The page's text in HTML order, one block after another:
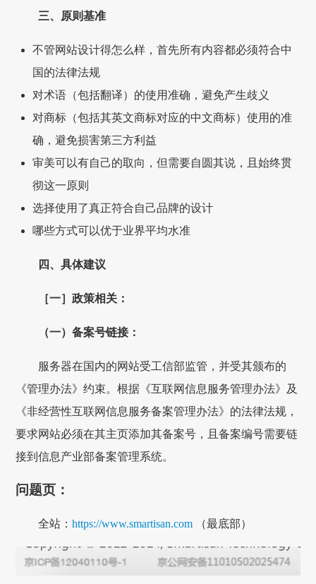
三、原则基准
不管网站设计得怎么样，首先所有内容都必须符合中
国的法律法规
对术语（包括翻译）的使用准确，避免产生歧义
对商标（包括其英文商标对应的中文商标）使用的准
确，避免损害第三方利益
审美可以有自己的取向，但需要自圆其说，且始终贯
彻这一原则
选择使用了真正符合自己品牌的设计
哪些方式可以优于业界平均水准
四、具体建议
［一］政策相关：
（一）备案号链接：
服务器在国内的网站受工信部监管，并受其颁布的
《管理办法》约束。根据《互联网信息服务管理办法》及
《非经营性互联网信息服务备案管理办法》的法律法规，
要求网站必须在其主页添加其备案号，且备案编号需要链
接到信息产业部备案管理系统。
问题页：
全站：https://www.smartisan.com （最底部）